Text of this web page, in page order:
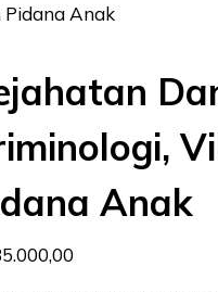
Pidana Anak
Anak